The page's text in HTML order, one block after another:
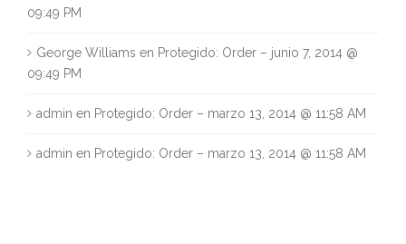
09:49 PM
George Williams en Protegido: Order – junio 7, 2014 @
09:49 PM
admin en Protegido: Order – marzo 13, 2014 @ 11:58 AM
admin en Protegido: Order – marzo 13, 2014 @ 11:58 AM